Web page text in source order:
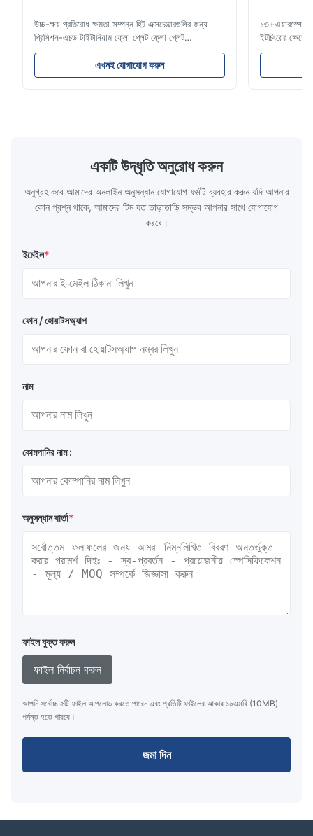
উচ্চ-ক্ষয় প্রতিরোধ ক্ষমতা সম্পন্ন হিট এক্সচেঞ্জারগুলির জন্য
প্রিসিশন-এচড টাইটানিয়াম ফ্লো প্লেট ফ্লো প্লেট
ওভারভিউজিনহাইসেন টেকনোলজি প্লাস্টিক ইনজেকশন মোল্ডিং,
ডাই কাস্টিং এবং অন্যান্য শিল্প অ্যাপ্লিকেশনের জন্য উচ্চ-নির্ভুল
রাসায়নিকভাবে এচড ফ্লো প্লেট তৈরিতে বিশেষজ্ঞ। আমাদের
এখনই যোগাযোগ করুন
১৩+এয়ারস্পেস,
ইটচিংয়ের
সার্টিফিকেট,
টাইটানিয়াম
একটি উদ্ধৃতি অনুরোধ করুন
অনুগ্রহ করে আমাদের অনলাইন অনুসন্ধান যোগাযোগ ফর্মটি ব্যবহার করুন যদি আপনার
কোন প্রশ্ন থাকে, আমাদের টিম যত তাড়াতাড়ি সম্ভব আপনার সাথে যোগাযোগ
করবে।
ইমেইল*
ফোন / হোয়াটসঅ্যাপ
নাম
কোমপানির নাম :
অনুসন্ধান বার্তা*
ফাইল যুক্ত করুন
ফাইল নির্বাচন করুন
আপনি সর্বোচ্চ ৫টি ফাইল আপলোড করতে পারেন এবং প্রতিটি ফাইলের আকার ১০এমবি (10MB)
পর্যন্ত হতে পারবে।
জমা দিন